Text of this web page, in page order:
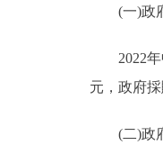
(一)政府
2022年中
元，政府採
(二)政府